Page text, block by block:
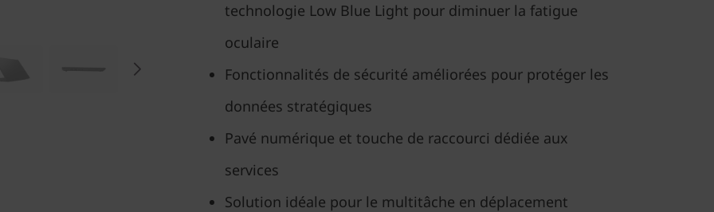
technologie Low Blue Light pour diminuer la fatigue
oculaire
Fonctionnalités de sécurité améliorées pour protéger les
données stratégiques
Pavé numérique et touche de raccourci dédiée aux
services
Solution idéale pour le multitâche en déplacement